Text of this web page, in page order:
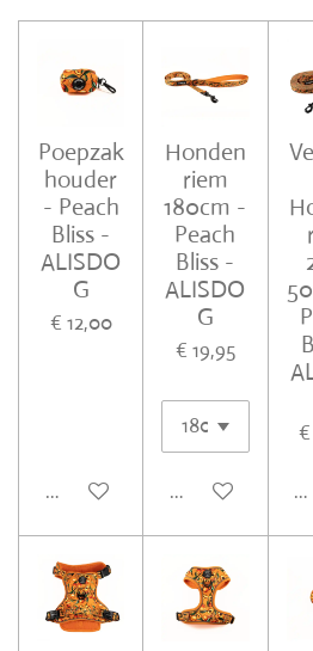
Poepzak
houder
- Peach
Bliss -
ALISDO
G
€ 12,00
In winkelwagen
Honden
riem
180cm -
Peach
Bliss -
ALISDO
G
€ 19,95
In winkelwagen